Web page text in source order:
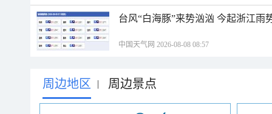
台风“白海豚”来势汹汹 今起浙江雨
中国天气网 2026-08-08 08:57
周边地区 | 周边景点